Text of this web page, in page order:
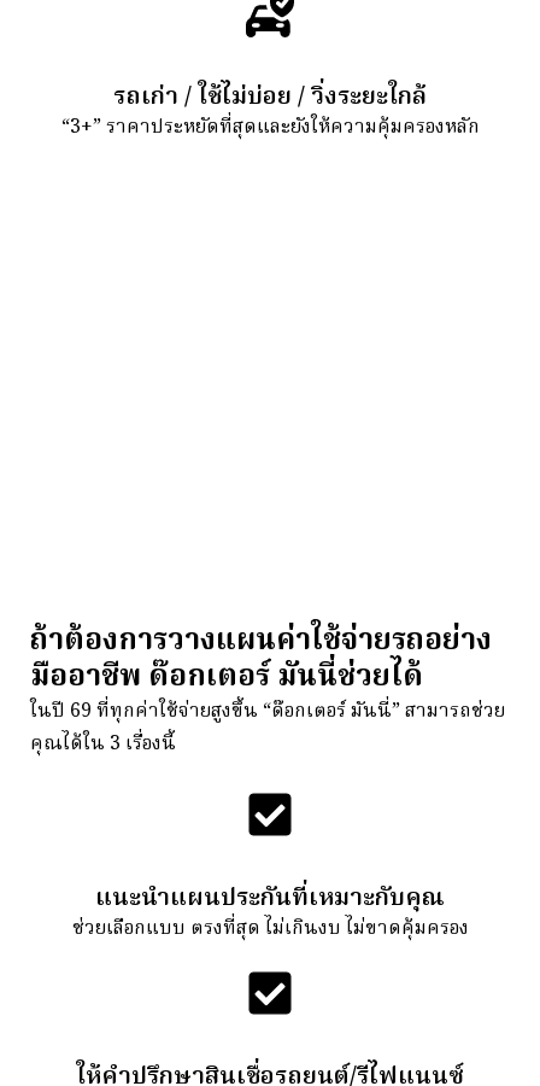
รถเก่า / ใช้ไม่บ่อย / วิ่งระยะใกล้
“3+” ราคาประหยัดที่สุดและยังให้ความคุ้มครองหลัก
ถ้าต้องการวางแผนค่าใช้จ่ายรถอย่าง
มืออาชีพ ด๊อกเตอร์ มันนี่ช่วยได้
ในปี 69 ที่ทุกค่าใช้จ่ายสูงขึ้น “ด๊อกเตอร์ มันนี่” สามารถช่วย
คุณได้ใน 3 เรื่องนี้
แนะนำแผนประกันที่เหมาะกับคุณ
ช่วยเลือกแบบ ตรงที่สุด ไม่เกินงบ ไม่ขาดคุ้มครอง
ให้คำปรึกษาสินเชื่อรถยนต์/รีไฟแนนซ์